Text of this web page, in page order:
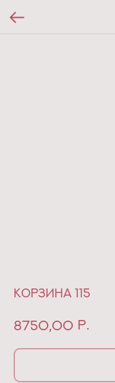
Корзина 115
8750,00 р.